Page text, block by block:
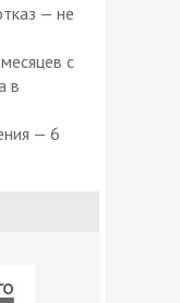
— не
с
в
— 6